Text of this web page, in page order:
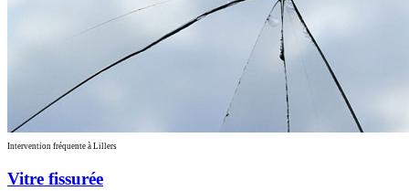
Intervention fréquente à Lillers
Vitre fissurée